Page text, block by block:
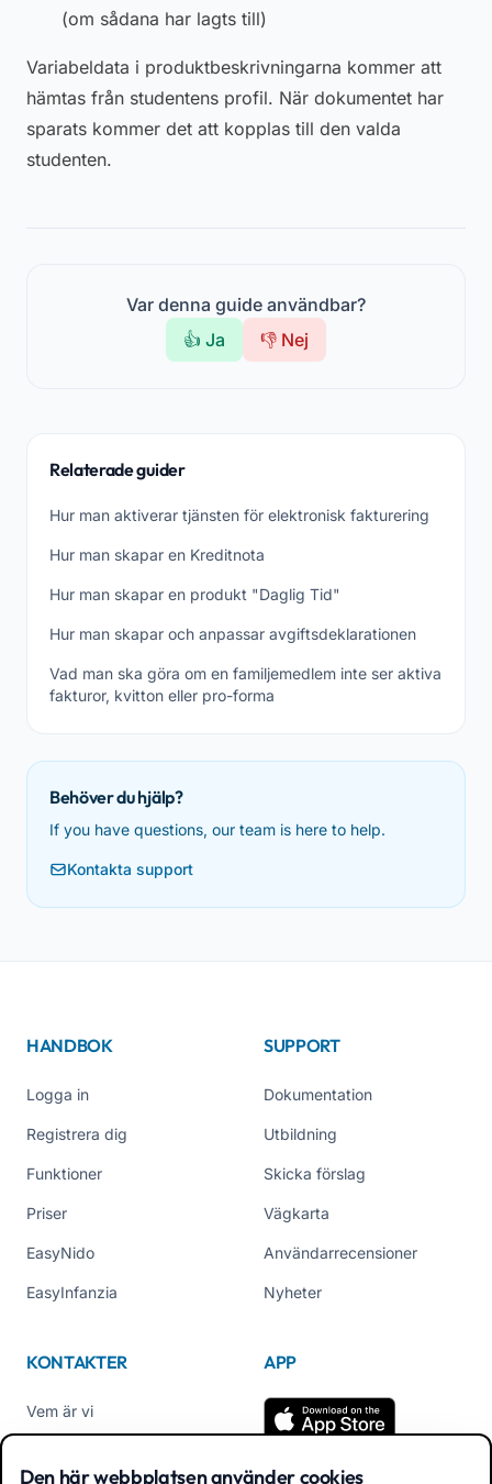
(om sådana har lagts till)
Variabeldata i produktbeskrivningarna kommer att
hämtas från studentens profil. När dokumentet har
sparats kommer det att kopplas till den valda
studenten.
Var denna guide användbar?
👍 Ja
👎 Nej
Relaterade guider
Hur man aktiverar tjänsten för elektronisk fakturering
Hur man skapar en Kreditnota
Hur man skapar en produkt "Daglig Tid"
Hur man skapar och anpassar avgiftsdeklarationen
Vad man ska göra om en familjemedlem inte ser aktiva
fakturor, kvitton eller pro-forma
Behöver du hjälp?
If you have questions, our team is here to help.
Kontakta support
HANDBOK
Logga in
Registrera dig
Funktioner
Priser
EasyNido
EasyInfanzia
SUPPORT
Dokumentation
Utbildning
Skicka förslag
Vägkarta
Användarrecensioner
Nyheter
KONTAKTER
Vem är vi
APP
Den här webbplatsen använder cookies